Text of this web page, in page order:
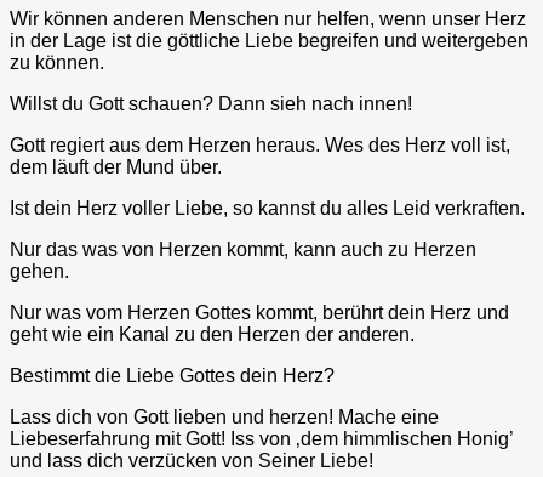
Wir können anderen Menschen nur helfen, wenn unser Herz
in der Lage ist die göttliche Liebe begreifen und weitergeben
zu können.
Willst du Gott schauen? Dann sieh nach innen!
Gott regiert aus dem Herzen heraus. Wes des Herz voll ist,
dem läuft der Mund über.
Ist dein Herz voller Liebe, so kannst du alles Leid verkraften.
Nur das was von Herzen kommt, kann auch zu Herzen
gehen.
Nur was vom Herzen Gottes kommt, berührt dein Herz und
geht wie ein Kanal zu den Herzen der anderen.
Bestimmt die Liebe Gottes dein Herz?
Lass dich von Gott lieben und herzen! Mache eine
Liebeserfahrung mit Gott! Iss von ‚dem himmlischen Honig’
und lass dich verzücken von Seiner Liebe!